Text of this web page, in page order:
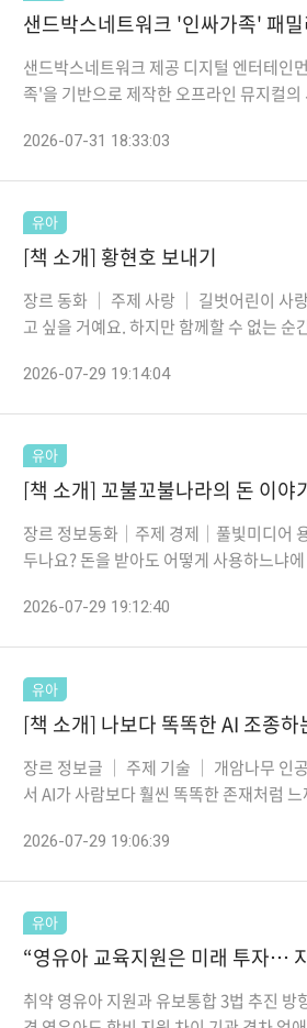
샌드박스네트워크 '인싸가족' 패
샌드박스네트워크 제공 디지털 엔터테인
족'을 기반으로 제작한 오프라인 뮤지컬
2026-07-31 18:33:03
유아
[책 소개] 황현호 보내기
장르 동화 │ 주제 사랑 │ 길벗어린이 사
고 싶을 거예요. 하지만 함께할 수 없는 순
2026-07-29 19:14:04
유아
[책 소개] 꼬불꼬불나라의 돈 이야
장르 정보동화│주제 경제│풀빛미디어
두나요? 돈을 받아도 어떻게 사용하느냐
2026-07-29 19:12:40
유아
[책 소개] 나보다 똑똑한 AI 조종하
장르 정보글 │ 주제 기술 │ 개암나무 인
서 AI가 사람보다 훨씬 똑똑한 존재처럼
2026-07-29 19:06:39
유아
“영유아 교육지원은 미래 투자…
취약 영유아 지원과 유보통합 3법 추진